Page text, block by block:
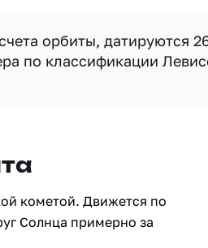
орбиты, датируются
по классификации
кометой. Движется по
Солнца примерно за